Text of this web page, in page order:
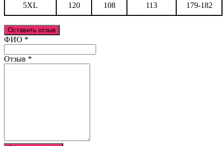
5XL 120 108 113 179-182
Оставить отзыв
Ваш отзыв был отправлен!
ФИО *
Отзыв *